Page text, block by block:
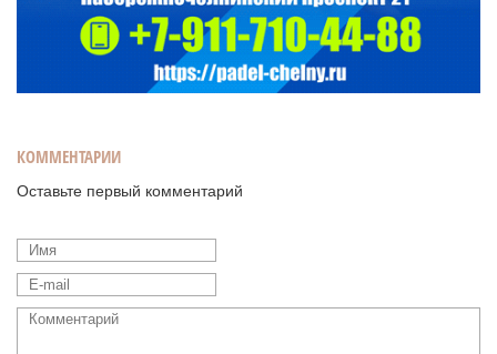
КОММЕНТАРИИ
Оставьте первый комментарий